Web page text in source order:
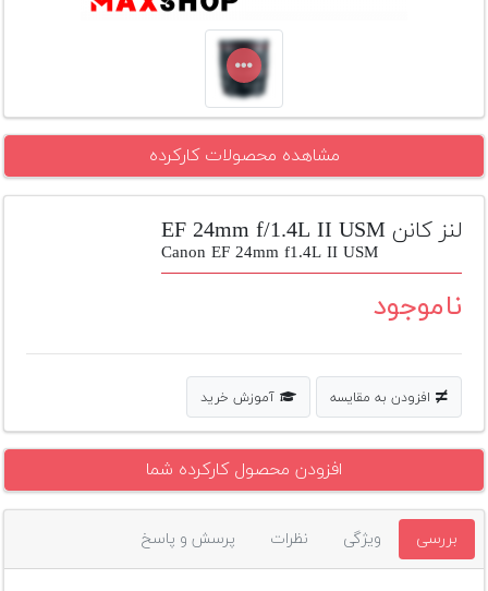
افزودن
دست
دوم
لیست
قیمت
دوربین
مشاهده محصولات کارکرده
لنز کانن EF 24mm f/1.4L II USM
Canon EF 24mm f1.4L II USM
ناموجود
افزودن به مقایسه آموزش خرید
افزودن محصول کارکرده شما
بررسی ویژگی نظرات پرسش و پاسخ